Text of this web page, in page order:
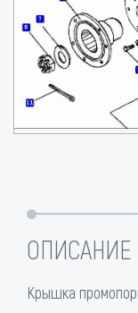
ОПИСАНИЕ
Крышка